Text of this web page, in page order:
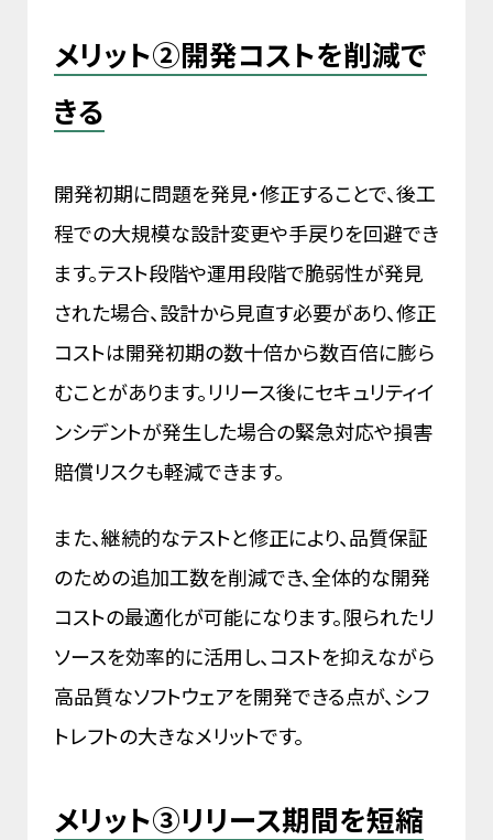
メリット②開発コストを削減で
きる
開発初期に問題を発見・修正することで、後工
程での大規模な設計変更や手戻りを回避でき
ます。テスト段階や運用段階で脆弱性が発見
された場合、設計から見直す必要があり、修正
コストは開発初期の数十倍から数百倍に膨ら
むことがあります。リリース後にセキュリティイ
ンシデントが発生した場合の緊急対応や損害
賠償リスクも軽減できます。
また、継続的なテストと修正により、品質保証
のための追加工数を削減でき、全体的な開発
コストの最適化が可能になります。限られたリ
ソースを効率的に活用し、コストを抑えながら
高品質なソフトウェアを開発できる点が、シフ
トレフトの大きなメリットです。
メリット③リリース期間を短縮